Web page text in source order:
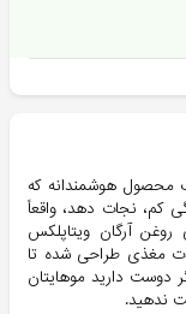
محصول هوشمندانه که
کم، نجات دهد، واقعاً
ارزشمند است. امروز قصد داریم درباره سرم موی روغن آرگان ‎ویتاپلکس
مغذی طراحی شده تا
دوست دارید موهایتان
ندهید.